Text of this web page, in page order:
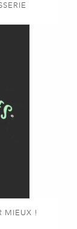
MIEUX !